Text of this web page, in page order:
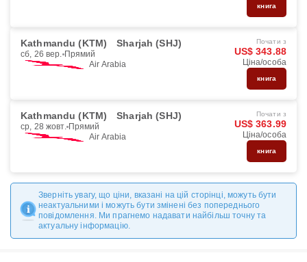
книга
Kathmandu (KTM) Sharjah (SHJ)
сб, 26 вер. Прямий
Air Arabia
Почати з
US$ 343.88
Ціна/особа
книга
Kathmandu (KTM) Sharjah (SHJ)
ср, 28 жовт. Прямий
Air Arabia
Почати з
US$ 363.99
Ціна/особа
книга
Зверніть увагу, що ціни, вказані на цій сторінці, можуть бути
неактуальними і можуть бути змінені без попереднього
повідомлення. Ми прагнемо надавати найбільш точну та
актуальну інформацію.